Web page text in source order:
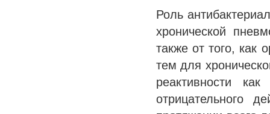
Роль
хронической
также от того, как
тем для
реактивности
отрицательного